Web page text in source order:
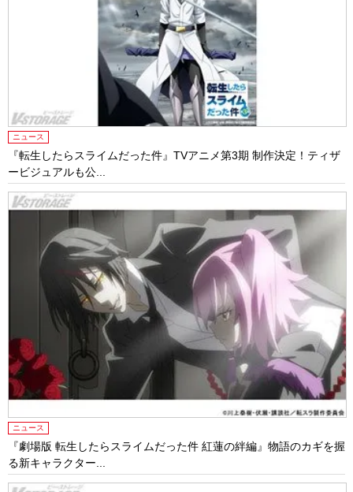
ニュース
『転生したらスライムだった件』TVアニメ第3期 制作決定！ティザ
ービジュアルも公...
ニュース
『劇場版 転生したらスライムだった件 紅蓮の絆編』物語のカギを握
る新キャラクター...